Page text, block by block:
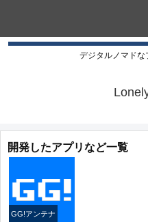
デジタルノマド
開発したアプリなど一覧
GG!アンテナ